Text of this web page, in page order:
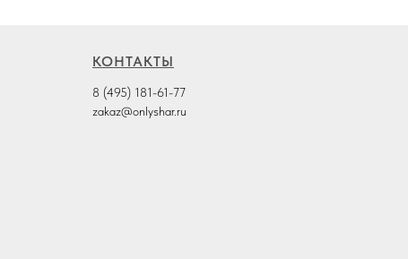
КОНТАКТЫ
8 (495) 181-61-77
zakaz@onlyshar.ru